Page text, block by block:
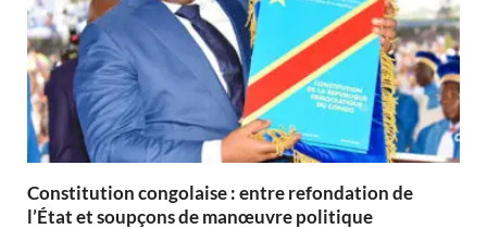
Constitution congolaise : entre refondation de
l’État et soupçons de manœuvre politique